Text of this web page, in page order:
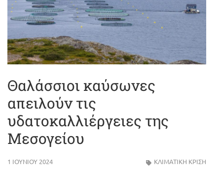
Θαλάσσιοι καύσωνες
απειλούν τις
υδατοκαλλιέργειες της
Μεσογείου
1 ΙΟΥΝΊΟΥ 2024 ΚΛΙΜΑΤΙΚΗ ΚΡΙΣΗ